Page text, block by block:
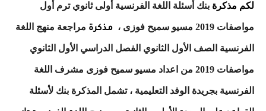
لكم مذكرة بنك أسئلة اللغة الفرنسية أولى ثانوي ترم أول
مواصفات 2019 مسيو سميح فوزى ، مذكرة مراجعة منهج اللغة
الفرنسية الصف الأول الثانوي الفصل الدراسي الأول الثانوي
مواصفات 2019 من اعداد مسيو سميح فوزى مشرف اللغة
الفرنسية بجريدة الوفد التعليمية ،تشمل المذكرة بنك لأسئلة